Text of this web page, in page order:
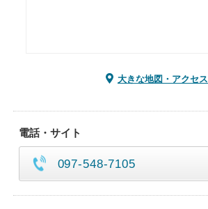
大きな地図・アクセス
電話・サイト
097-548-7105